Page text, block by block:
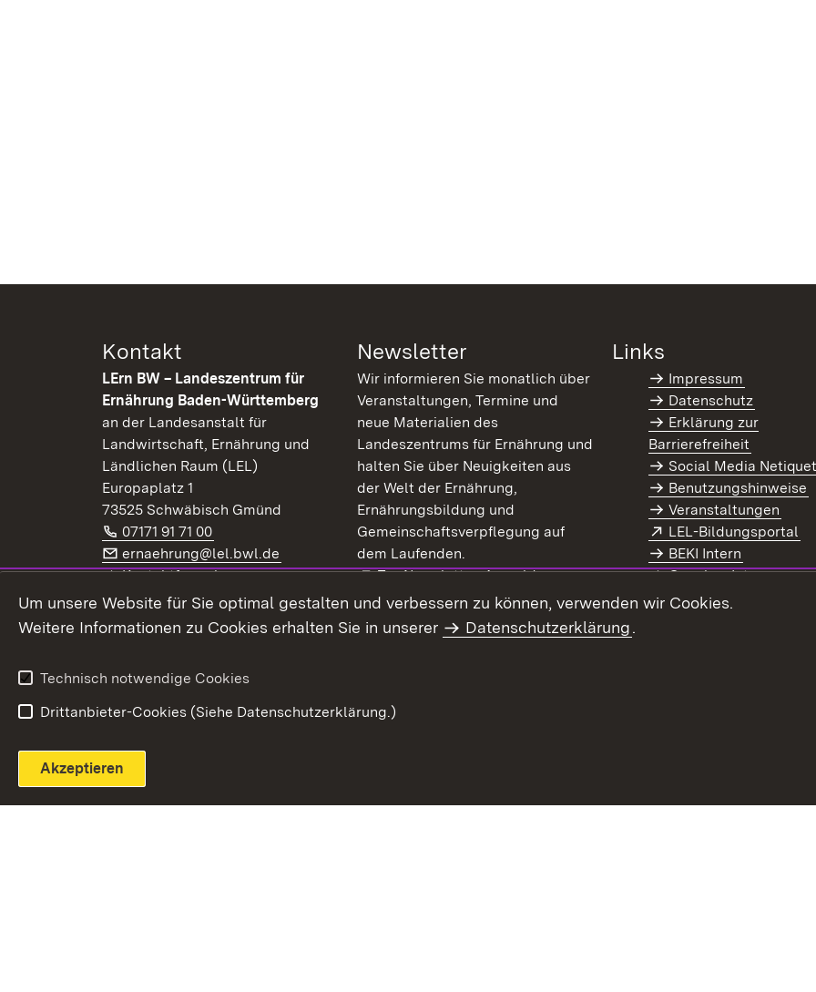
Kontakt
LErn BW – Landeszentrum für
Ernährung Baden-Württemberg
an der Landesanstalt für
Landwirtschaft, Ernährung und
Ländlichen Raum (LEL)
Europaplatz 1
73525 Schwäbisch Gmünd
Telefon:
07171 91 71 00 (Öffnet in neuem Fenster)
E-Mail:
ernaehrung@lel.bwl.de (Öffnet in neuem Fenster)
Kontaktformular
Extern:
LinkedIn (Öffnet in neuem Fenster)
Newsletter
Wir informieren Sie monatlich über
Veranstaltungen, Termine und
neue Materialien des
Landeszentrums für Ernährung und
halten Sie über Neuigkeiten aus
der Welt der Ernährung,
Ernährungsbildung und
Gemeinschaftsverpflegung auf
dem Laufenden.
Extern:
Zur Newsletter-Anmeldung(Öffnet in neuem Fenster)
Newsletter-Archiv
Links
Impressum
Datenschutz
Erklärung zur
Barrierefreiheit
Social Media
Benutzungshinweise
Veranstaltungen
Extern:
LEL-Bildungsportal
BEKI Intern
Coaches Intern
Intranet
Um unsere Website für Sie optimal gestalten und verbessern zu können, verwenden wir Cookies.
Weitere Informationen zu Cookies erhalten Sie in unserer
Datenschutzerklärung.
Technisch notwendige Cookies
Drittanbieter-Cookies (Siehe Datenschutzerklärung.)
Akzeptieren